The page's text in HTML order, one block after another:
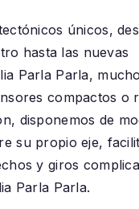
únicos,
hasta las nuevas
Parla Parla,
compactos o
disponemos de
su propio eje,
y giros
Parla Parla.